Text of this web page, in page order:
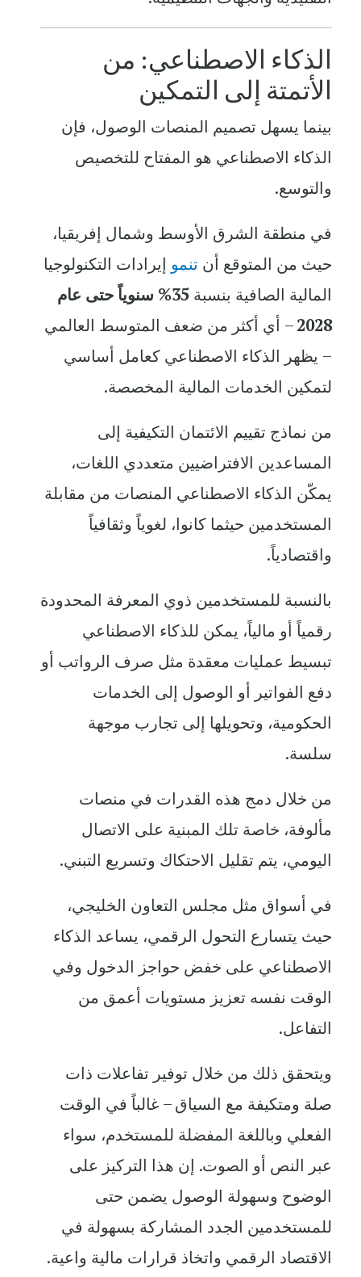
الذكاء الاصطناعي: من
الأتمتة إلى التمكين
بينما يسهل تصميم المنصات الوصول، فإن
الذكاء الاصطناعي هو المفتاح للتخصيص
والتوسع.
في منطقة الشرق الأوسط وشمال إفريقيا،
حيث من المتوقع أنتنموإيرادات التكنولوجيا
المالية الصافية بنسبة
35% سنوياً حتى عام
2028– أي أكثر من ضعف المتوسط العالمي
– يظهر الذكاء الاصطناعي كعامل أساسي
لتمكين الخدمات المالية المخصصة.
من نماذج تقييم الائتمان التكيفية إلى
المساعدين الافتراضيين متعددي اللغات،
يمكّن الذكاء الاصطناعي المنصات من مقابلة
المستخدمين حيثما كانوا، لغوياً وثقافياً
واقتصادياً.
بالنسبة للمستخدمين ذوي المعرفة المحدودة
رقمياً أو مالياً، يمكن للذكاء الاصطناعي
تبسيط عمليات معقدة مثل صرف الرواتب أو
دفع الفواتير أو الوصول إلى الخدمات
الحكومية، وتحويلها إلى تجارب موجهة
سلسة.
من خلال دمج هذه القدرات في منصات
مألوفة، خاصة تلك المبنية على الاتصال
اليومي، يتم تقليل الاحتكاك وتسريع التبني.
في أسواق مثل مجلس التعاون الخليجي،
حيث يتسارع التحول الرقمي، يساعد الذكاء
الاصطناعي على خفض حواجز الدخول وفي
الوقت نفسه تعزيز مستويات أعمق من
التفاعل.
ويتحقق ذلك من خلال توفير تفاعلات ذات
صلة ومتكيفة مع السياق – غالباً في الوقت
الفعلي وباللغة المفضلة للمستخدم، سواء
عبر النص أو الصوت. إن هذا التركيز على
الوضوح وسهولة الوصول يضمن حتى
للمستخدمين الجدد المشاركة بسهولة في
الاقتصاد الرقمي واتخاذ قرارات مالية واعية.